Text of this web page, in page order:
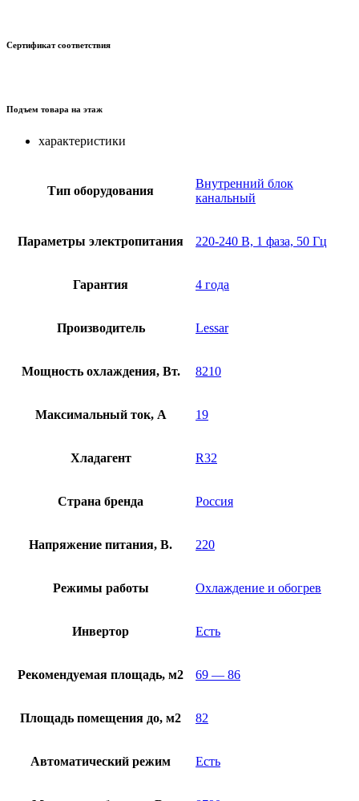
Сертификат соответствия
Подъем товара на этаж
характеристики
Тип оборудования
Внутренний блок
канальный
Параметры электропитания 220-240 В, 1 фаза, 50 Гц
Гарантия 4 года
Производитель Lessar
Мощность охлаждения, Вт. 8210
Максимальный ток, А 19
Хладагент R32
Страна бренда Россия
Напряжение питания, В. 220
Режимы работы Охлаждение и обогрев
Инвертор Есть
Рекомендуемая площадь, м2 69 — 86
Площадь помещения до, м2 82
Автоматический режим Есть